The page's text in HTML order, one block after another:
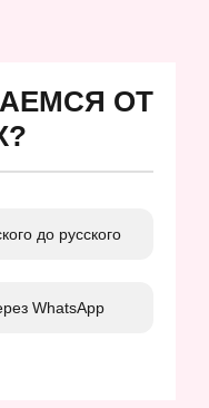
ОТ
до русского
WhatsApp